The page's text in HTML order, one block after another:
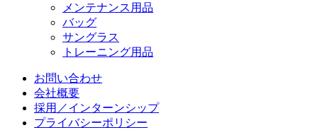
メンテナンス用品
バッグ
サングラス
トレーニング用品
お問い合わせ
会社概要
採用／インターンシップ
プライバシーポリシー